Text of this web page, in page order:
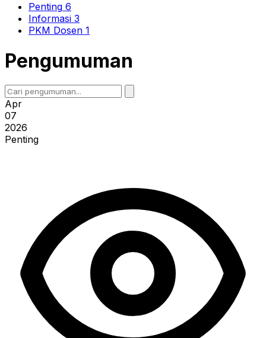
Penting 6
Informasi 3
PKM Dosen 1
Pengumuman
Apr
07
2026
Penting